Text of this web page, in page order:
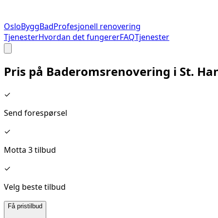
OsloByggBadProfesjonell renovering
TjenesterHvordan det fungererFAQTjenester
Pris på Baderomsrenovering i St.
✓
Send forespørsel
✓
Motta 3 tilbud
✓
Velg beste tilbud
Få pristilbud